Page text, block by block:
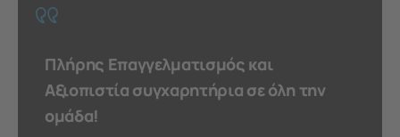
Πλήρης Επαγγελματισμός και
Αξιοπιστία συγχαρητήρια σε όλη την
ομάδα!